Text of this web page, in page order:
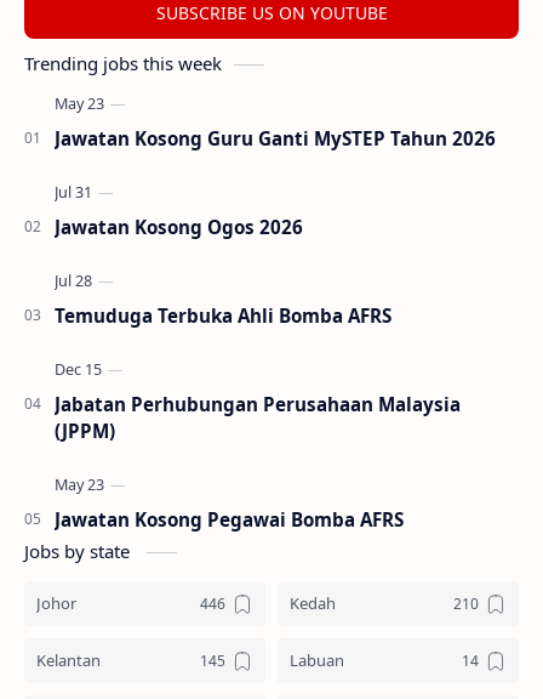
SUBSCRIBE US ON YOUTUBE
Trending jobs this week
Jawatan Kosong Guru Ganti MySTEP Tahun 2026
Jawatan Kosong Ogos 2026
Temuduga Terbuka Ahli Bomba AFRS
Jabatan Perhubungan Perusahaan Malaysia
(JPPM)
Jawatan Kosong Pegawai Bomba AFRS
Jobs by state
Johor Kedah
Kelantan Labuan